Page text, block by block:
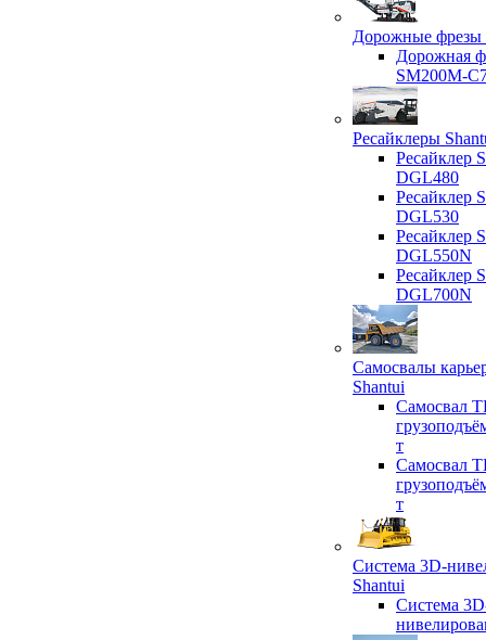
Дорожные фрезы
Дорожная
SM200M-
Ресайклеры
Ресайклер
DGL480
Ресайклер
DGL530
Ресайклер
DGL550N
Ресайклер
DGL700N
Самосвалы
Shantui
Самосвал
т
Самосвал
т
Система 3D-
Shantui
Система